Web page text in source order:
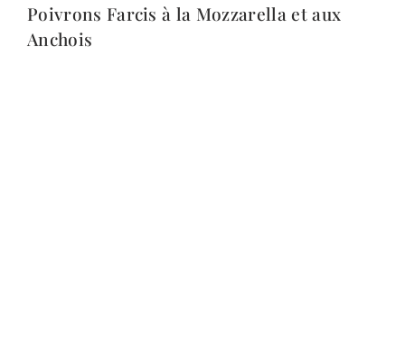
Poivrons Farcis à la Mozzarella et aux
Anchois